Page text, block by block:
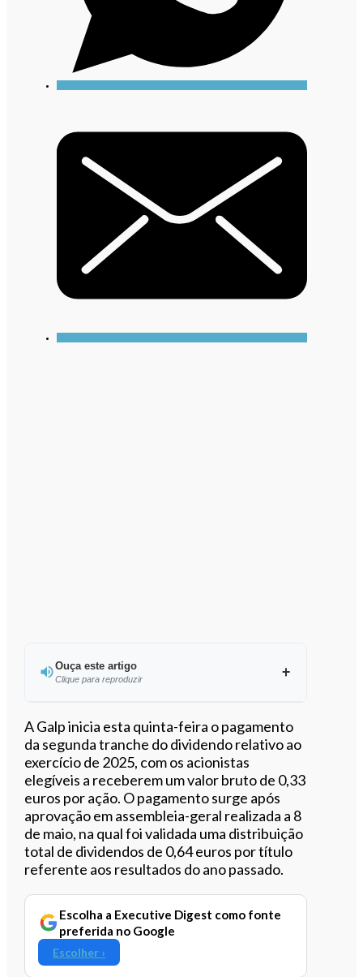
Ouça este artigo
Clique para reproduzir
Ouvir este artigo
A Galp inicia esta quinta-feira o pagamento
da segunda tranche do dividendo relativo ao
exercício de 2025, com os acionistas
elegíveis a receberem um valor bruto de 0,33
euros por ação. O pagamento surge após
aprovação em assembleia-geral realizada a 8
de maio, na qual foi validada uma distribuição
total de dividendos de 0,64 euros por título
referente aos resultados do ano passado.
Escolha a Executive Digest como fonte
preferida no Google
Escolher ›